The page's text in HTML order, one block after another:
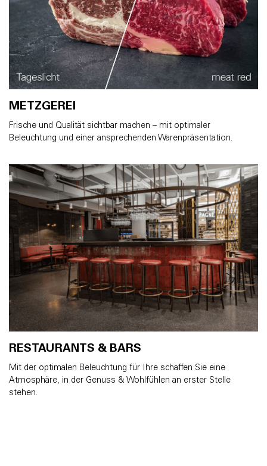
METZGEREI
Frische und Qualität sichtbar machen – mit optimaler
Beleuchtung und einer ansprechenden Warenpräsentation.
RESTAURANTS & BARS
Mit der optimalen Beleuchtung für Ihre schaffen Sie eine
Atmosphäre, in der Genuss & Wohlfühlen an erster Stelle
stehen.